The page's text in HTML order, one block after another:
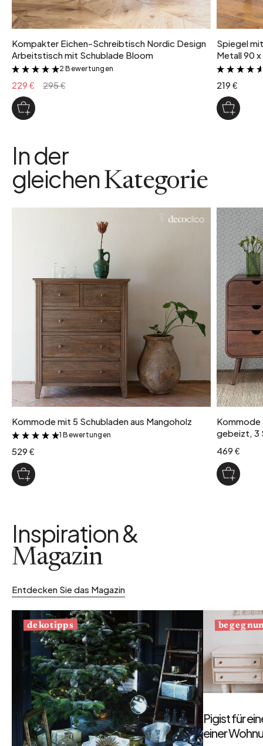
Kompakter Eichen-Schreibtisch Nordic Design
Arbeitstisch mit Schublade Bloom
&
2 Bewertungen
229 € 295 €
Spiegel
Metall 90
219 €
In der
gleichenKategorie
Kommode mit 5 Schubladen aus Mangoholz
&
1 Bewertungen
529 €
Kommode
gebeizt, 3
469 €
Inspiration &
Magazin
Entdecken Sie das Magazin
dekotipps
Pigist für
einer